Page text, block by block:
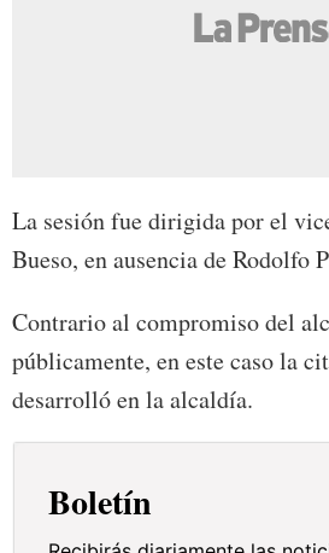
La sesión fue dirigida por el
Bueso, en ausencia de Rodolfo
Contrario al compromiso del
públicamente, en este caso la
desarrolló en la alcaldía.
Boletín